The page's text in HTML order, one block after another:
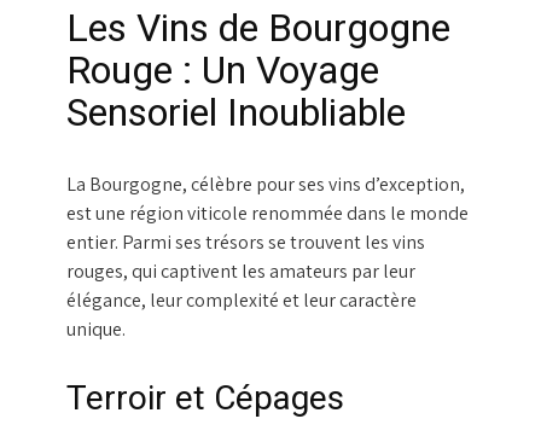
Les Vins de Bourgogne
Rouge : Un Voyage
Sensoriel Inoubliable
La Bourgogne, célèbre pour ses vins d’exception,
est une région viticole renommée dans le monde
entier. Parmi ses trésors se trouvent les vins
rouges, qui captivent les amateurs par leur
élégance, leur complexité et leur caractère
unique.
Terroir et Cépages